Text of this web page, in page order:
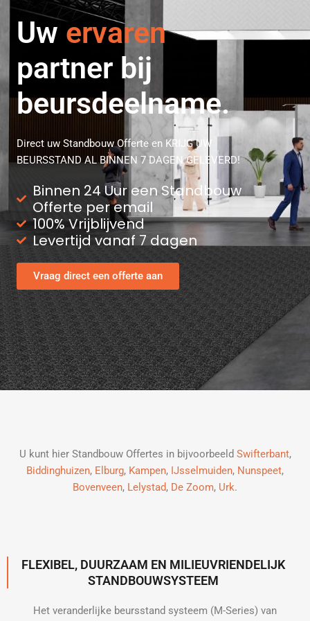
Uwprofessionele
ervaren
partner bij
beursdeelname.
Direct uw Standbouw Offerte en KRIJG UW
BEURSSTAND AL BINNEN 7 DAGEN GELEVERD!
Binnen 24 Uur een Standbouw
Offerte per email
100% Vrijblijvend
Levertijd vanaf 7 dagen
Vraag direct een offerte aan
U kunt hier Standbouw Offertes in bijvoorbeeld Swifterbant,
Biddinghuizen, Elburg, Kampen, IJsselmuiden, Nunspeet,
Bovenveen, Lelystad, De Zoom, Urk.
FLEXIBEL, DUURZAAM EN MILIEUVRIENDELIJK
STANDBOUWSYSTEEM
Het veranderlijke beursstand systeem (M-Series) van